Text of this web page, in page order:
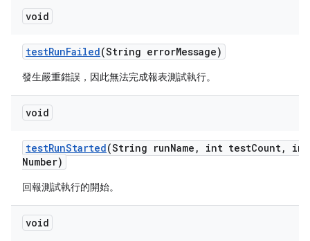
void
testRunFailed(String errorMessage)
發生嚴重錯誤，因此無法完成報表測試執行。
void
testRunStarted(String runName , int testCount,
int
Number)
回報測試執行的開始。
void